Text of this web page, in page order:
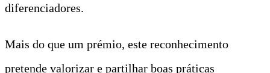
diferenciadores.
Mais do que um prémio, este reconhecimento
pretende valorizar e partilhar boas práticas